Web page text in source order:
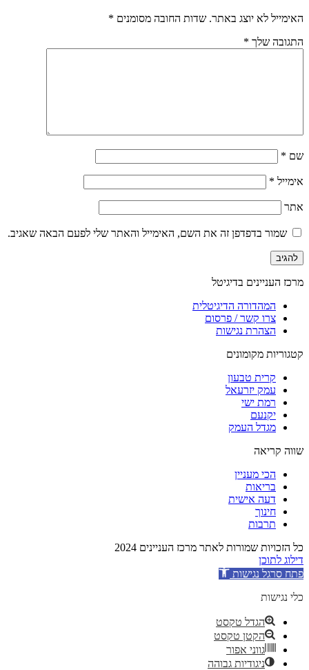
האימייל לא יוצג באתר. שדות החובה מסומנים *
התגובה שלך *
שם *
אימייל *
אתר
שמור בדפדפן זה את השם, האימייל והאתר שלי לפעם הבאה שאגיב.
מרכז העניינים בדיגיטל
המהדורה הדיגיטלית
צרו קשר / פרסום
הצהרת נגישות
קטגוריות מקומונים
קרית טבעון
עמק יזרעאל
רמת ישי
יקנעם
מגדל העמק
שווה קריאה
הכי מעניין
בריאות
דעה אישית
חינוך
תרבות
כל הזכויות שמורות לאתר מרכז העניינים 2024
דילוג לתוכן
פתח סרגל נגישות
כלי נגישות
הגדל טקסט
הקטן טקסט
גווני אפור
ניגודיות גבוהה